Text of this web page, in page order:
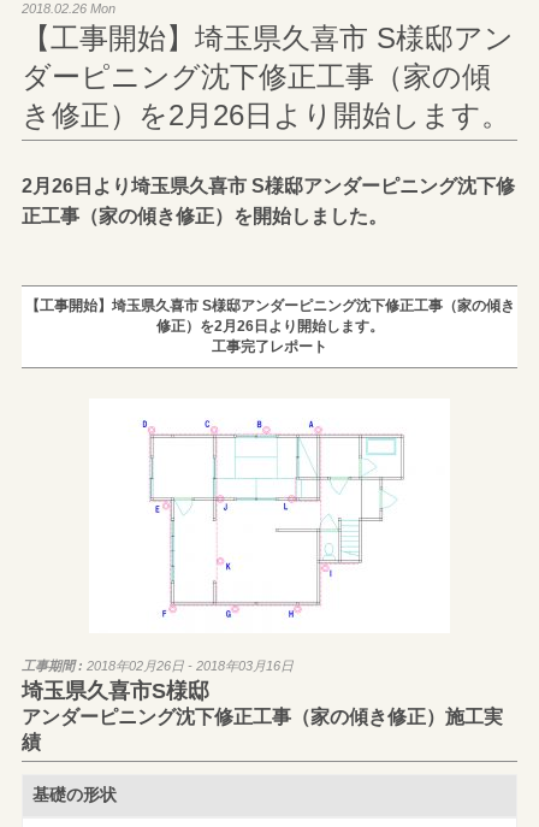
2018.02.26 Mon
【工事開始】埼玉県久喜市 S様邸アン
ダーピニング沈下修正工事（家の傾
き修正）を2月26日より開始します。
2月26日より埼玉県久喜市 S様邸アンダーピニング沈下修
正工事（家の傾き修正）を開始しました。
【工事開始】埼玉県久喜市 S様邸アンダーピニング沈下修正工事（家の傾き
修正）を2月26日より開始します。
工事完了レポート
工事期間 : 2018年02月26日 - 2018年03月16日
埼玉県久喜市S様邸
アンダーピニング沈下修正工事（家の傾き修正）施工実
績
基礎の形状